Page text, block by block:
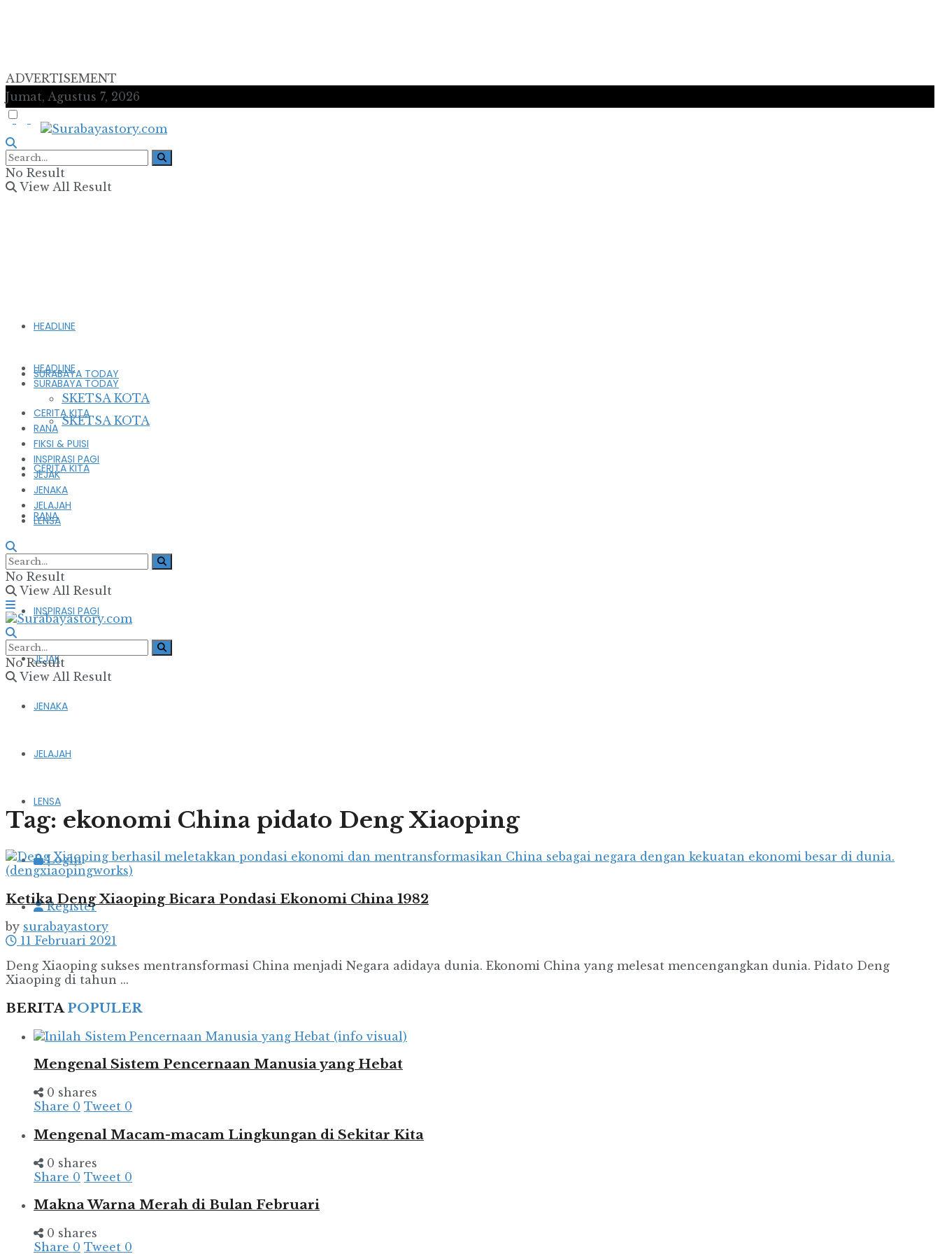
ADVERTISEMENT
Jumat, Agustus 7, 2026
No Result
View All Result
HEADLINE
SURABAYA TODAY
SKETSA KOTA
CERITA KITA
RANA
FIKSI & PUISI
INSPIRASI PAGI
JEJAK
JENAKA
JELAJAH
LENSA
Login
Register
HEADLINE
SURABAYA TODAY
SKETSA KOTA
CERITA KITA
RANA
FIKSI & PUISI
INSPIRASI PAGI
JEJAK
JENAKA
JELAJAH
LENSA
No Result
View All Result
No Result
View All Result
Tag: ekonomi China pidato Deng Xiaoping
Ketika Deng Xiaoping Bicara Pondasi Ekonomi China 1982
by surabayastory
11 Februari 2021
Deng Xiaoping sukses mentransformasi China menjadi Negara adidaya dunia. Ekonomi China yang melesat mencengangkan dunia. Pidato Deng
Xiaoping di tahun ...
BERITAPOPULER
Mengenal Sistem Pencernaan Manusia yang Hebat
0 shares
Share 0 Tweet 0
Mengenal Macam-macam Lingkungan di Sekitar Kita
0 shares
Share 0 Tweet 0
Makna Warna Merah di Bulan Februari
0 shares
Share 0 Tweet 0